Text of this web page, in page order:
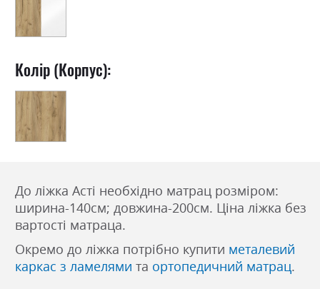
Колір (Корпус):
До ліжка Асті необхідно матрац розміром:
ширина-140см; довжина-200см. Ціна ліжка без
вартості матраца.
Окремо до ліжка потрібно купити металевий
каркас з ламелями та ортопедичний матрац.